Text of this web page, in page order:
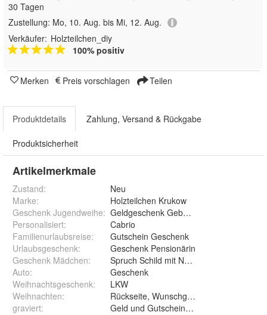
30 Tagen
Zustellung: Mo, 10. Aug. bis Mi, 12. Aug.
Verkäufer: Holzteilchen_diy
100% positiv
Merken Preis vorschlagen Teilen
Produktdetails Zahlung, Versand & Rückgabe
Produktsicherheit
Artikelmerkmale
Zustand:
Neu
Marke:
Holzteilchen Krukow
Geschenk Jugendweihe: Geldgeschenk Geburtstag
Personalisiert:
Cabrio
Familienurlaubsreise:
Gutschein Geschenk
Urlaubsgeschenk:
Geschenk Pensionärin
Geschenk Mädchen:
Spruch Schild mit Namen
Auto:
Geschenk
Weihnachtsgeschenk:
LKW
Weihnachten:
graviert: